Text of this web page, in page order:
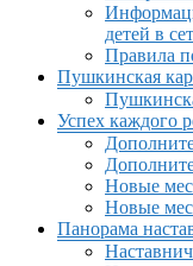
детей в
Правила
Пушкинская
Успех каждого
Новые
Новые
Панорама